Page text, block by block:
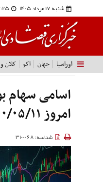
شنبه 17 مرداد 1405
اوراسیا جهان اکو کلان
اسامی سهام
امروز ۱۴۰۰/۰۵/۱۱
شناسه: 3100068